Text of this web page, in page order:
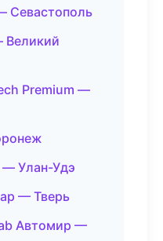
Севастополь
Великий
Premium —
— Улан-Удэ
— Тверь
Автомир —